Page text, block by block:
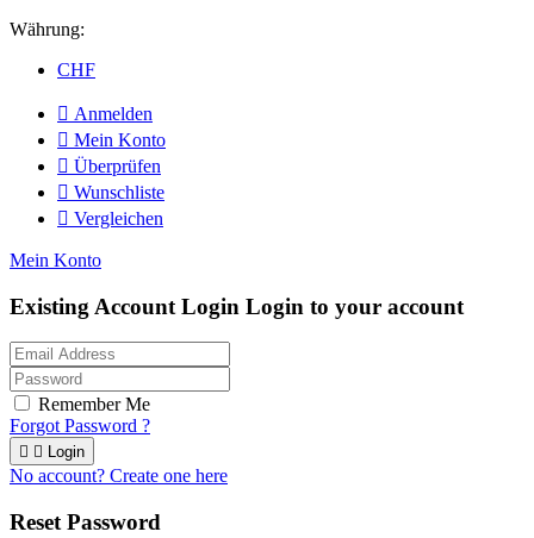
Währung:
CHF
 Anmelden
 Mein Konto
 Überprüfen
 Wunschliste
 Vergleichen
Mein Konto
Existing Account Login Login to your account
Remember Me
Forgot Password ?
  Login
No account? Create one here
Reset Password